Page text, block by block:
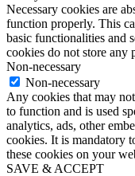
Necessary cookies are
function properly. This
basic functionalities and
cookies do not store any
Non-necessary
Non-necessary
Any cookies that may
to function and is used
analytics, ads, other
cookies. It is mandatory
these cookies on your
SAVE & ACCEPT